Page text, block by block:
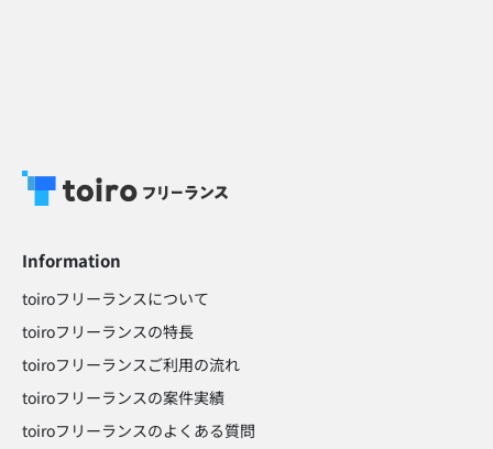
Information
toiroフリーランスについて
toiroフリーランスの特長
toiroフリーランスご利用の流れ
toiroフリーランスの案件実績
toiroフリーランスのよくある質問